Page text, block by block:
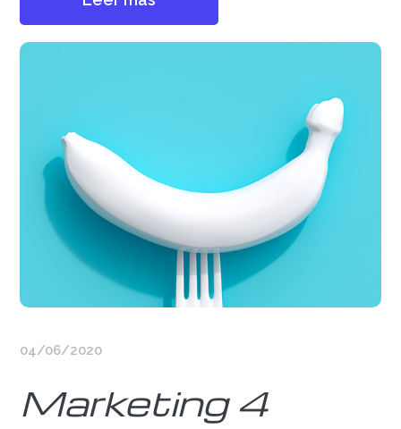
04/06/2020
Marketing 4